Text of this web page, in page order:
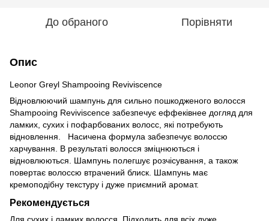
До обраного Порівняти
Опис
Leonor Greyl Shampooing Reviviscence
Відновлюючий шампунь для сильно пошкодженого волосся
Shampooing Reviviscence забезпечує еффеківнее догляд для
ламких, сухих і пофарбованих волосс, які потребують
відновлення. Насичена формула забезпечує волоссю
харчування. В результаті волосся зміцнюються і
відновлюються. Шампунь полегшує розчісування, а також
повертає волоссю втрачений блиск. Шампунь має
кремоподібну текстуру і дуже приємний аромат.
Рекомендується